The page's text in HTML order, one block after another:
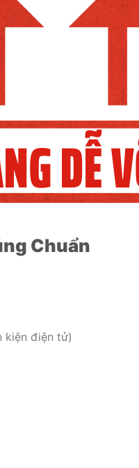
Chuẩn
kiện điện tử)